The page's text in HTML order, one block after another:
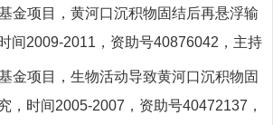
金项目，黄河口沉积物固结后再悬浮输
间2009-2011 ，资助号40876042 ，主持
金项目，生物活动导致黄河口沉积物固
，时间2005-2007 ，资助号40472137 ，